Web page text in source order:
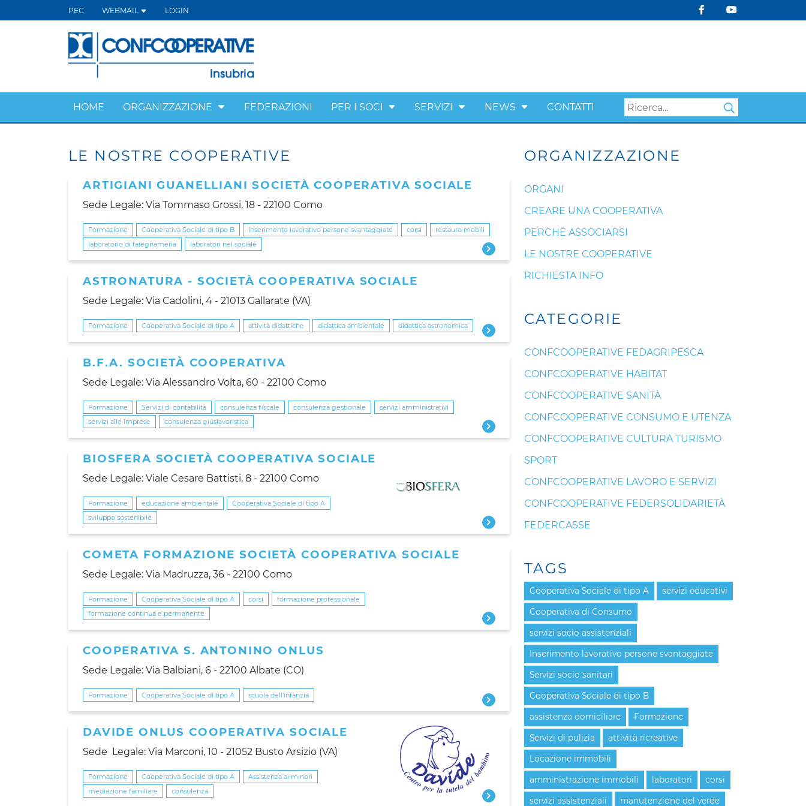
PEC WEBMAIL LOGIN
HOME ORGANIZZAZIONE FEDERAZIONI PER I SOCI SERVIZI NEWS CONTATTI
LE NOSTRE COOPERATIVE
ARTIGIANI GUANELLIANI SOCIETÀ COOPERATIVA SOCIALE
Sede Legale: Via Tommaso Grossi, 18 - 22100 Como
Formazione Cooperativa Sociale di tipo B Inserimento lavorativo persone svantaggiate corsi
restauro mobili
laboratorio di falegnameria
laboratori nel sociale
ASTRONATURA - SOCIETÀ COOPERATIVA SOCIALE
Sede Legale: Via Cadolini, 4 - 21013 Gallarate (VA)
Formazione Cooperativa Sociale di tipo A attività didattiche didattica ambientale didattica astronomica
B.F.A. SOCIETÀ COOPERATIVA
Sede Legale: Via Alessandro Volta, 60 - 22100 Como
Formazione Servizi di contabilità consulenza fiscale consulenza gestionale
servizi amministrativi
servizi alle imprese
consulenza giuslavoristica
BIOSFERA SOCIETÀ COOPERATIVA SOCIALE
Sede Legale: Viale Cesare Battisti, 8 - 22100 Como
Formazione educazione ambientale
Cooperativa Sociale di tipo A
sviluppo sostenibile
COMETA FORMAZIONE SOCIETÀ COOPERATIVA SOCIALE
Sede Legale: Via Madruzza, 36 - 22100 Como
Formazione Cooperativa Sociale di tipo A corsi
formazione professionale
formazione continua e permanente
COOPERATIVA S. ANTONINO ONLUS
Sede Legale: Via Balbiani, 6 - 22100 Albate (CO)
Formazione Cooperativa Sociale di tipo A scuola dell’infanzia
DAVIDE ONLUS COOPERATIVA SOCIALE
Sede Legale: Via Marconi, 10 - 21052 Busto Arsizio (VA)
Formazione Cooperativa Sociale di tipo A
Assistenza ai minori
mediazione familiare
consulenza
ORGANIZZAZIONE
ORGANI
CREARE UNA COOPERATIVA
PERCHÉ ASSOCIARSI
LE NOSTRE COOPERATIVE
RICHIESTA INFO
CATEGORIE
CONFCOOPERATIVE FEDAGRIPESCA
CONFCOOPERATIVE HABITAT
CONFCOOPERATIVE SANITÀ
CONFCOOPERATIVE CONSUMO E UTENZA
CONFCOOPERATIVE CULTURA TURISMO
SPORT
CONFCOOPERATIVE LAVORO E SERVIZI
CONFCOOPERATIVE FEDERSOLIDARIETÀ
FEDERCASSE
TAGS
Cooperativa Sociale di tipo A servizi educativi
Cooperativa di Consumo
servizi socio assistenziali
Inserimento lavorativo persone svantaggiate
Servizi socio sanitari
Cooperativa Sociale di tipo B
assistenza domiciliare Formazione
Servizi di pulizia attività ricreative
Locazione immobili
amministrazione immobili laboratori corsi
servizi assistenziali manutenzione del verde